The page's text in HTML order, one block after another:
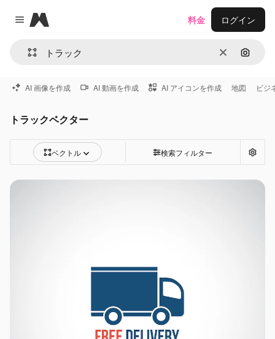
Close menu
Magnific
消去 画像で
料金 ログイン
AI 画像を作成 AI 動画を作成 AI アイコンを作成 地図 ビジ
トラックベクター
ベクトル 検索フィルター